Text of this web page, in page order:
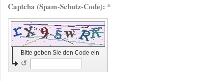
Captcha (Spam-Schutz-Code): *
Bitte geben Sie den Code ein
↺